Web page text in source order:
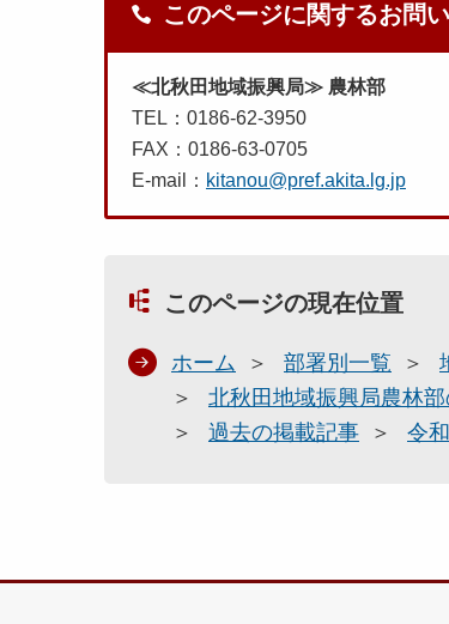
このページに関するお問
≪北秋田地域振興局≫ 農林部
TEL：0186-62-3950
FAX：0186-63-0705
E-mail： kitanou@pref.akita.lg.jp
このページの現在位置
ホーム 部署別一覧
北秋田地域振興局農林
過去の掲載記事
令